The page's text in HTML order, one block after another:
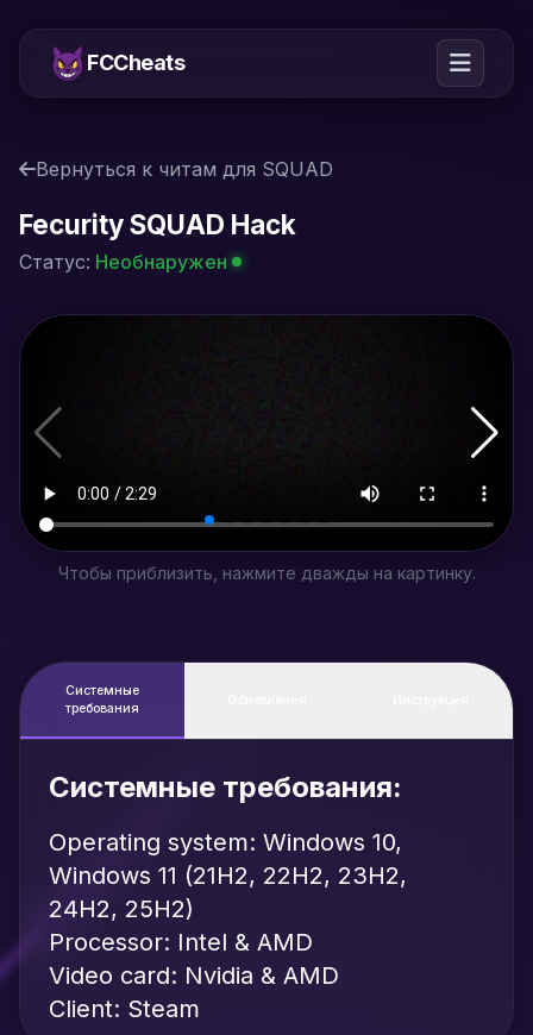
FCCheats
Вернуться к читам для SQUAD
Fecurity SQUAD Hack
Статус: Необнаружен
Чтобы приблизить, нажмите дважды на картинку.
Системные
требования
Системные требования:
Operating system: Windows 10,
Windows 11 (21H2, 22H2, 23H2,
24H2, 25H2)
Processor: Intel & AMD
Video card: Nvidia & AMD
Client: Steam